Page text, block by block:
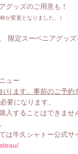
グッズのご用意も！
が変更となりました。）
限定スーベニアグッ
ュー
ます。事前のご予約
要になります。
することはできませ
牛久シャトー公式サ